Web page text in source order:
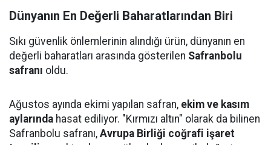
Dünyanın En Değerli Baharatlarından Biri
Sıkı güvenlik önlemlerinin alındığı ürün, dünyanın en
değerli baharatları arasında gösterilen Safranbolu
safranı oldu.
Ağustos ayında ekimi yapılan safran, ekim ve kasım
aylarında hasat ediliyor. "Kırmızı altın" olarak da bilinen
Safranbolu safranı, Avrupa Birliği coğrafi işaret